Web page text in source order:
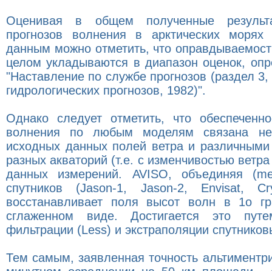
Оценивая в общем полученные
прогнозов волнения в арктических
данным можно отметить, что
целом укладываются в диапазон оценок,
"Наставление по службе прогнозов (раздел
гидрологических прогнозов, 1982)".
Однако следует отметить, что
волнения по любым моделям связана
исходных данных полей ветра и
разных акваторий (т.е. с изменчивостью
данных измерений. AVISO, объединяя
спутников (Jason-1, Jason-2, Envisat,
восстанавливает поля высот волн в 1о
сглаженном виде. Достигается это
фильтрации (Less) и экстраполяции
Тем самым, заявленная точность